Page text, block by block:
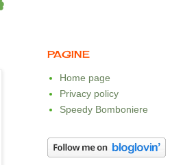
PAGINE
Home page
Privacy policy
Speedy Bomboniere